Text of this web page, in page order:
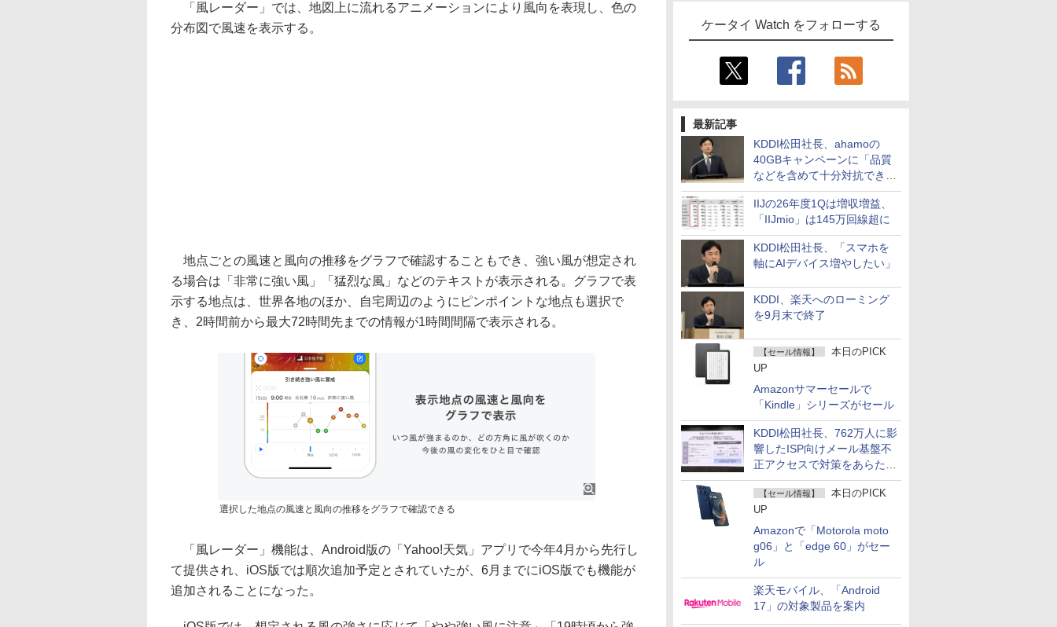
ケータイ Watch をフォローする
最新記事
KDDI松田社長、ahamoの
40GBキャンペーンに「品質
などを含めて十分対抗でき
る」
IIJの26年度1Qは増収増益、
「IIJmio」は145万回線超に
KDDI松田社長、「スマホを
軸にAIデバイス増やしたい」
KDDI、楽天へのローミング
を9月末で終了
【セール情報】
本日のPICK
UP
Amazonサマーセールで
「Kindle」シリーズがセール
KDDI松田社長、762万人に影
響したISP向けメール基盤不
正アクセスで対策をあらため
て説明
【セール情報】
本日のPICK
UP
Amazonで「Motorola moto
g06」と「edge 60」がセー
ル
楽天モバイル、「Android
17」の対象製品を案内
「風レーダー」では、地図上に流れるアニメーションにより風向を表現し、色の
分布図で風速を表示する。
地点ごとの風速と風向の推移をグラフで確認することもでき、強い風が想定され
る場合は「非常に強い風」「猛烈な風」などのテキストが表示される。グラフで表
示する地点は、世界各地のほか、自宅周辺のようにピンポイントな地点も選択で
き、2時間前から最大72時間先までの情報が1時間間隔で表示される。
選択した地点の風速と風向の推移をグラフで確認できる
「風レーダー」機能は、Android版の「Yahoo!天気」アプリで今年4月から先行し
て提供され、iOS版では順次追加予定とされていたが、6月までにiOS版でも機能が
追加されることになった。